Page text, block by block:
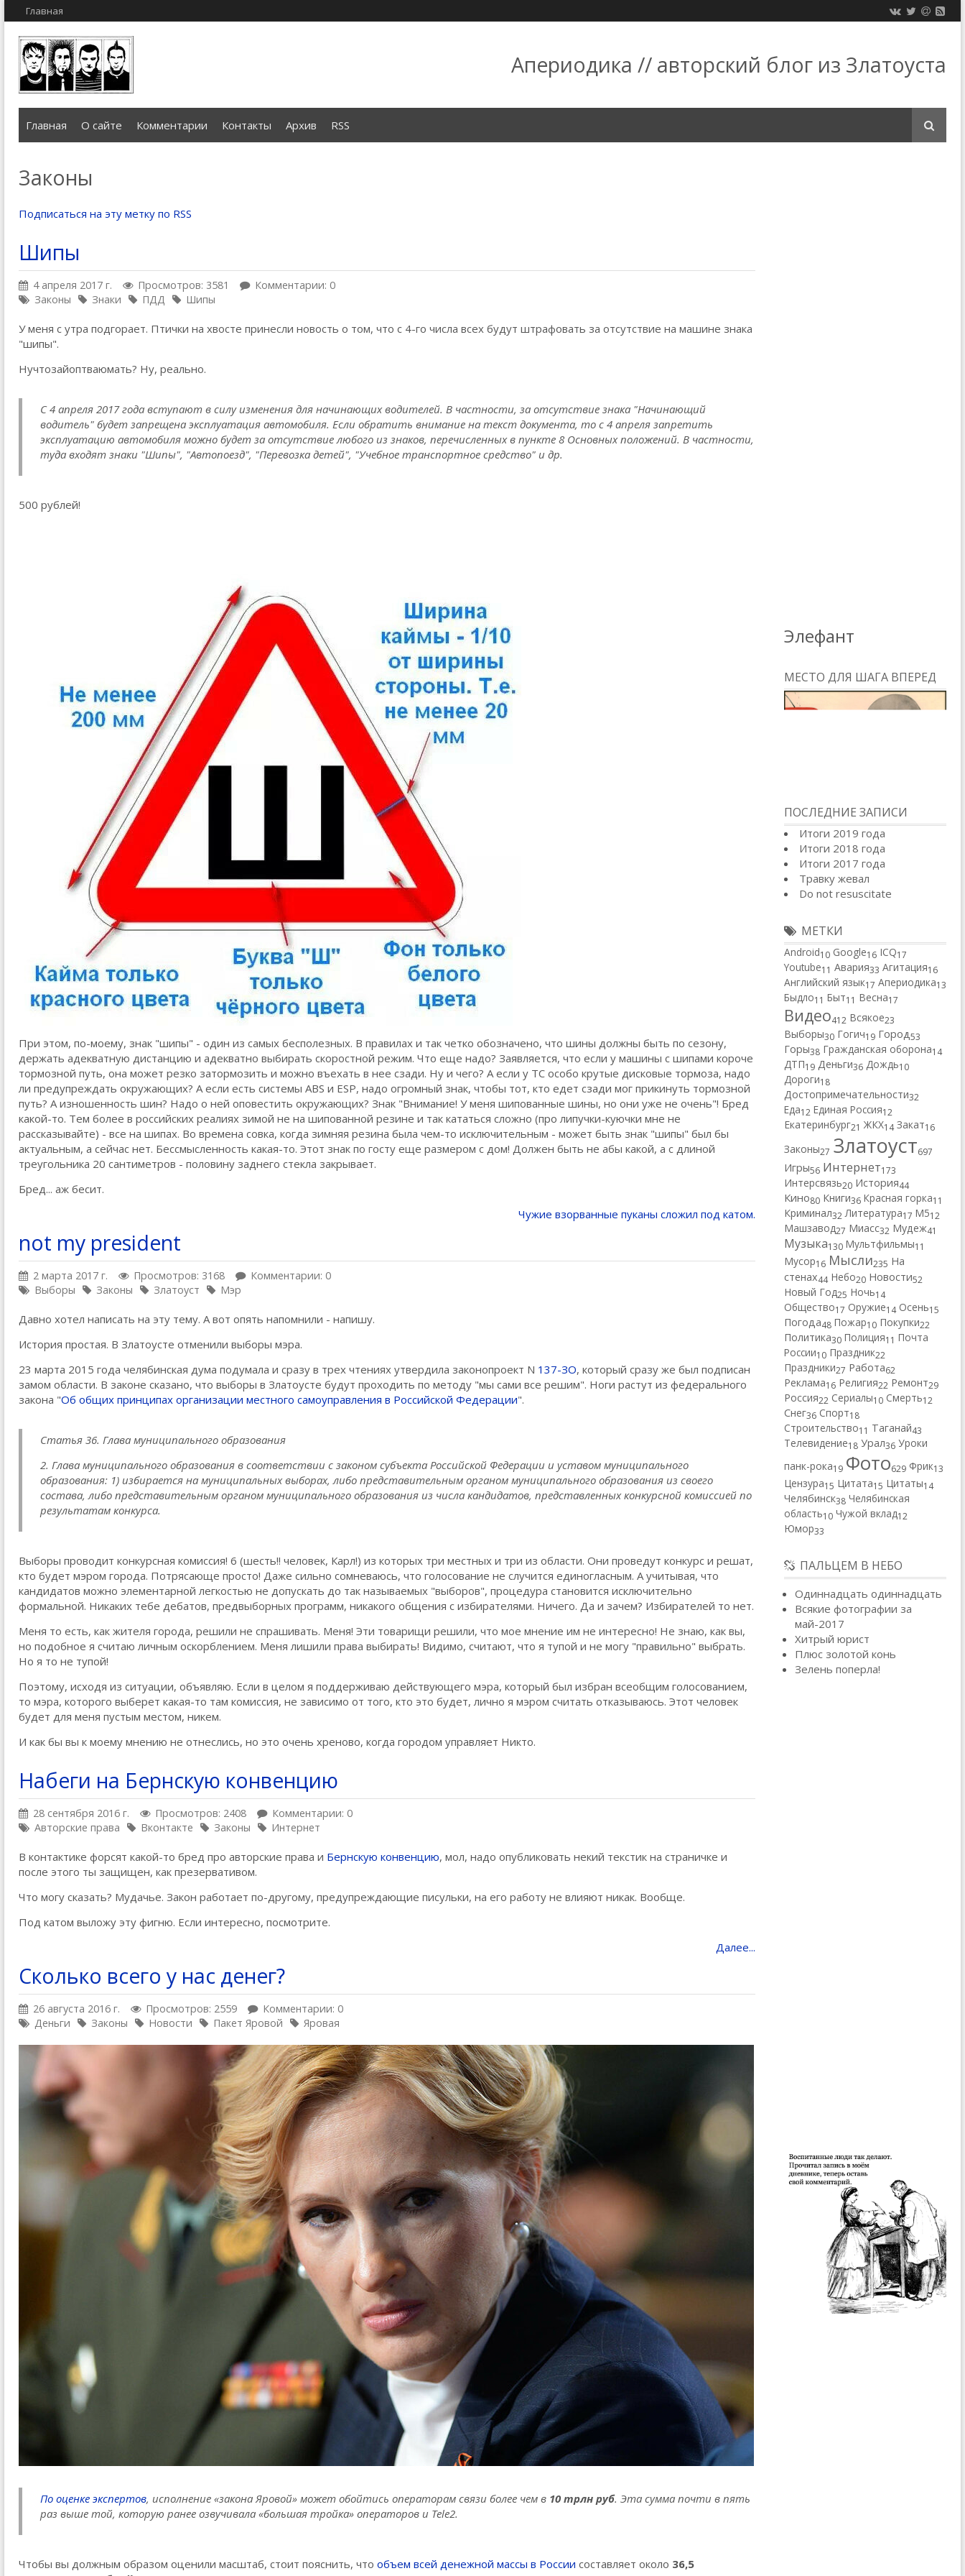
Главная
Апериодика // авторский блог из Златоуста
Главная О сайте Комментарии Контакты Архив RSS
Законы
Подписаться на эту метку по RSS
Шипы
4 апреля 2017 г. Просмотров: 3581
Комментарии: 0
Законы
Знаки ПДД Шипы
У меня с утра подгорает. Птички на хвосте принесли новость о том, что с 4-го числа всех будут штрафовать за отсутствие на машине знака
"шипы".
Нучтозайоптваюмать? Ну, реально.
С 4 апреля 2017 года вступают в силу изменения для начинающих водителей. В частности, за отсутствие знака "Начинающий
водитель" будет запрещена эксплуатация автомобиля. Если обратить внимание на текст документа, то с 4 апреля запретить
эксплуатацию автомобиля можно будет за отсутствие любого из знаков, перечисленных в пункте 8 Основных положений. В частности,
туда входят знаки "Шипы", "Автопоезд", "Перевозка детей", "Учебное транспортное средство" и др.
500 рублей!
При этом, по-моему, знак "шипы" - один из самых бесполезных. В правилах и так четко обозначено, что шины должны быть по сезону,
держать адекватную дистанцию и адекватно выбирать скоростной режим. Что еще надо? Заявляется, что если у машины с шипами короче
тормозной путь, она может резко затормозить и можно въехать в нее сзади. Ну и чего? А если у ТС особо крутые дисковые тормоза, надо
ли предупреждать окружающих? А если есть системы ABS и ESP, надо огромный знак, чтобы тот, кто едет сзади мог прикинуть тормозной
путь? А изношенность шин? Надо о ней оповестить окружающих? Знак "Внимание! У меня шипованные шины, но они уже не очень"! Бред
какой-то. Тем более в российских реалиях зимой не на шипованной резине и так кататься сложно (про липучки-куючки мне не
рассказывайте) - все на шипах. Во времена совка, когда зимняя резина была чем-то исключительным - может быть знак "шипы" был бы
актуальным, а сейчас нет. Бессмысленность какая-то. Этот знак по госту еще размером с дом! Должен быть не абы какой, а с длиной
треугольника 20 сантиметров - половину заднего стекла закрывает.
Бред... аж бесит.
Чужие взорванные пуканы сложил под катом.
not my president
2 марта 2017 г. Просмотров: 3168
Комментарии: 0
Выборы
Законы Златоуст Мэр
Давно хотел написать на эту тему. А вот опять напомнили - напишу.
История простая. В Златоусте отменили выборы мэра.
23 марта 2015 года челябинская дума подумала и сразу в трех чтениях утвердила законопроект N 137-ЗО, который сразу же был подписан
замом области. В законе сказано, что выборы в Златоусте будут проходить по методу "мы сами все решим". Ноги растут из федерального
закона "Об общих принципах организации местного самоуправления в Российской Федерации".
Статья 36. Глава муниципального образования
2. Глава муниципального образования в соответствии с законом субъекта Российской Федерации и уставом муниципального
образования: 1) избирается на муниципальных выборах, либо представительным органом муниципального образования из своего
состава, либо представительным органом муниципального образования из числа кандидатов, представленных конкурсной комиссией по
результатам конкурса.
Выборы проводит конкурсная комиссия! 6 (шесть!! человек, Карл!) из которых три местных и три из области. Они проведут конкурс и решат,
кто будет мэром города. Потрясающе просто! Даже сильно сомневаюсь, что голосование не случится единогласным. А учитывая, что
кандидатов можно элементарной легкостью не допускать до так называемых "выборов", процедура становится исключительно
формальной. Никаких тебе дебатов, предвыборных программ, никакого общения с избирателями. Ничего. Да и зачем? Избирателей то нет.
Меня то есть, как жителя города, решили не спрашивать. Меня! Эти товарищи решили, что мое мнение им не интересно! Не знаю, как вы,
но подобное я считаю личным оскорблением. Меня лишили права выбирать! Видимо, считают, что я тупой и не могу "правильно" выбрать.
Но я то не тупой!
Поэтому, исходя из ситуации, объявляю. Если в целом я поддерживаю действующего мэра, который был избран всеобщим голосованием,
то мэра, которого выберет какая-то там комиссия, не зависимо от того, кто это будет, лично я мэром считать отказываюсь. Этот человек
будет для меня пустым местом, никем.
И как бы вы к моему мнению не отнеслись, но это очень хреново, когда городом управляет Никто.
Набеги на Бернскую конвенцию
28 сентября 2016 г. Просмотров: 2408
Комментарии: 0
Авторские права
Вконтакте Законы Интернет
В контактике форсят какой-то бред про авторские права и Бернскую конвенцию, мол, надо опубликовать некий текстик на страничке и
после этого ты защищен, как презервативом.
Что могу сказать? Мудачье. Закон работает по-другому, предупреждающие писульки, на его работу не влияют никак. Вообще.
Под катом выложу эту фигню. Если интересно, посмотрите.
Далее...
Сколько всего у нас денег?
26 августа 2016 г. Просмотров: 2559
Комментарии: 0
Деньги
Законы Новости Пакет Яровой Яровая
По оценке экспертов, исполнение «закона Яровой» может обойтись операторам связи более чем в 10 трлн руб. Эта сумма почти в пять
раз выше той, которую ранее озвучивала «большая тройка» операторов и Tele2.
Чтобы вы должным образом оценили масштаб, стоит пояснить, что объем всей денежной массы в России составляет около 36,5
Элефант
МЕСТО ДЛЯ ШАГА ВПЕРЕД
ПОСЛЕДНИЕ ЗАПИСИ
Итоги 2019 года
Итоги 2018 года
Итоги 2017 года
Травку жевал
Do not resuscitate
МЕТКИ
Android10 Google16 ICQ17
Youtube11 Авария33 Агитация16
Английский язык17 Апериодика13
Быдло11 Быт11 Весна17
Видео412 Всякое23
Выборы30 Гогич19 Город53
Горы38 Гражданская оборона14
ДТП19 Деньги36 Дождь10
Дороги18
Достопримечательности32
Еда12 Единая Россия12
Екатеринбург21 ЖКХ14 Закат16
Законы27 Златоуст697
Игры56 Интернет173
Интерсвязь20 История44
Кино80 Книги36 Красная горка11
Криминал32 Литература17 М512
Машзавод27 Миасс32 Мудеж41
Музыка130 Мультфильмы11
Мусор16 Мысли235 На
стенах44 Небо20 Новости52
Новый Год25 Ночь14
Общество17 Оружие14 Осень15
Погода48 Пожар10 Покупки22
Политика30 Полиция11 Почта
России10 Праздник22
Праздники27 Работа62
Реклама16 Религия22 Ремонт29
Россия22 Сериалы10 Смерть12
Снег36 Спорт18
Строительство11 Таганай43
Телевидение18 Урал36 Уроки
панк-рока19 Фото629 Фрик13
Цензура15 Цитата15 Цитаты14
Челябинск38 Челябинская
область10 Чужой вклад12
Юмор33
ПАЛЬЦЕМ В НЕБО
Одиннадцать одиннадцать
Всякие фотографии за
май-2017
Хитрый юрист
Плюс золотой конь
Зелень поперла!